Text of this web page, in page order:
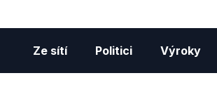
Ze sítí Politici Výroky